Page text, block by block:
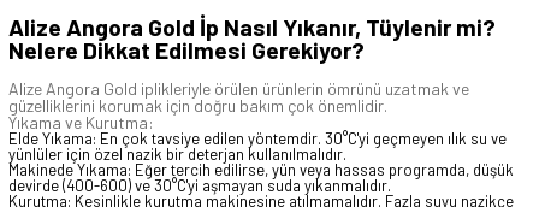
Alize Angora Gold İp Nasıl Yıkanır, Tüylenir mi?
Nelere Dikkat Edilmesi Gerekiyor?
Alize Angora Gold iplikleriyle örülen ürünlerin ömrünü uzatmak ve
güzelliklerini korumak için doğru bakım çok önemlidir.
Yıkama ve Kurutma:
Elde Yıkama: En çok tavsiye edilen yöntemdir. 30°C'yi geçmeyen ılık su ve
yünlüler için özel nazik bir deterjan kullanılmalıdır.
Makinede Yıkama: Eğer tercih edilirse, yün veya hassas programda, düşük
devirde (400-600) ve 30°C'yi aşmayan suda yıkanmalıdır.
Kurutma: Kesinlikle kurutma makinesine atılmamalıdır. Fazla suyu nazikçe